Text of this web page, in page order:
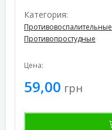
Категория:
Противовоспалительные
Противопростудные
Цена:
59,00 грн